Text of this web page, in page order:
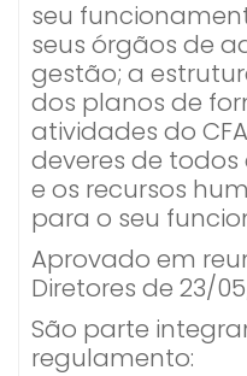
seu
seus órgãos de
gestão; a
dos planos de
atividades do
deveres de
e os recursos
para o seu
Aprovado em
Diretores de 23/
São parte
regulamento: